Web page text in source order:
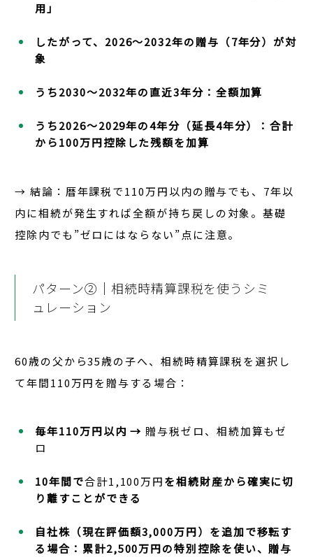
用」
したがって、2026〜2032年の贈与（7年分）が対
象
うち2030〜2032年の直近3年分：全額加算
うち2026〜2029年の4年分（延長4年分）：合計
から100万円控除した残額を加算
→ 結論 ：暦年課税で110万円以内の贈与でも、7年以
内に相続が発生すれば全額が持ち戻しの対象。基礎
控除内でも”ゼロにはならない”点に注意。
パターン②｜相続時精算課税を使うシミ
ュレーション
60歳の父から35歳の子へ、相続時精算課税を選択し
て年間110万円を贈与する場合：
毎年110万円以内 → 贈与税ゼロ、相続加算もゼ
ロ
10年間で合計1,100万円を相続財産から確実に切
り離すことができる
自社株（現在評価額3,000万円）を追加で移転す
る場合：累計2,500万円の特別控除を使い、贈与